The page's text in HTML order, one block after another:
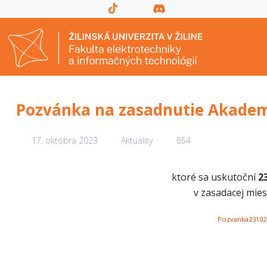
Pozvánka na zasadnutie
17. októbra 2023 Aktuality 654
ktoré sa uskutoční
v zasadacej